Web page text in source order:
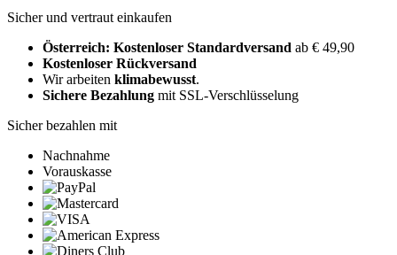
Sicher und vertraut einkaufen
Österreich: Kostenloser Standardversand ab € 49,90
Kostenloser Rückversand
Wir arbeiten klimabewusst.
Sichere Bezahlung mit SSL-Verschlüsselung
Sicher bezahlen mit
Nachnahme
Vorauskasse